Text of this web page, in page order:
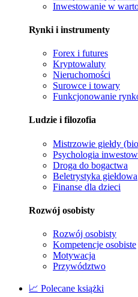
Inwestowanie w
Rynki i instrumenty
Forex i futures
Kryptowaluty
Nieruchomości
Surowce i towary
Funkcjonowanie
Ludzie i filozofia
Mistrzowie giełdy
Psychologia
Droga do bogactwa
Beletrystyka giełdowa
Finanse dla dzieci
Rozwój osobisty
Rozwój osobisty
Kompetencje osobiste
Motywacja
Przywództwo
📈 Polecane książki